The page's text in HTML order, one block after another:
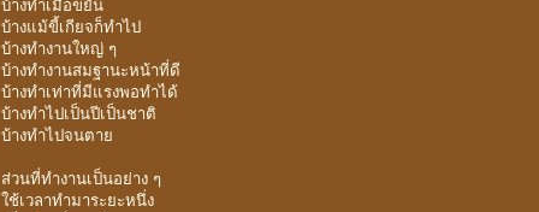
บ้างทำเมื่อขยัน
บ้างแม้ขี้เกียจก็ทำไป
บ้างทำงานใหญ่ ๆ
บ้างทำงานสมฐานะหน้าที่ดี
บ้างทำเท่าที่มีแรงพอทำได้
บ้างทำไปเป็นปีเป็นชาติ
บ้างทำไปจนตาย
ส่วนที่ทำงานเป็นอย่าง ๆ
ใช้เวลาทำมาระยะหนึ่ง